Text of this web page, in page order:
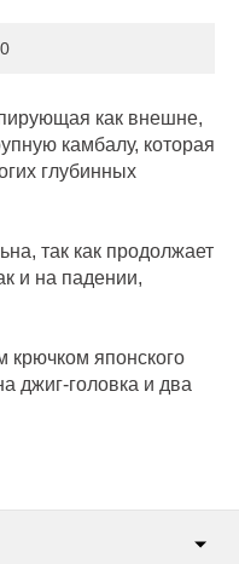
как внешне,
камбалу, которая
глубинных
так как продолжает
и на падении,
японского
джиг-головка и два